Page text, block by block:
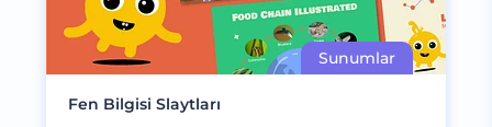
Fen Bilgisi Slaytları